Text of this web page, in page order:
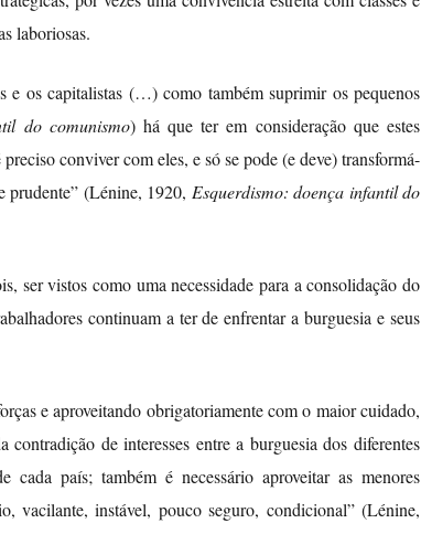
laboriosas.
e os capitalistas (…) como também suprimir os pequenos
do comunismo) há que ter em consideração que estes
conviver com eles, e só se pode (e deve) transformá-
prudente” (Lénine, 1920, Esquerdismo: doença infantil do
ser vistos como uma necessidade para a consolidação do
continuam a ter de enfrentar a burguesia e seus
e aproveitando obrigatoriamente com o maior cuidado,
de interesses entre a burguesia dos diferentes
cada país; também é necessário aproveitar as menores
vacilante, instável, pouco seguro, condicional” (Lénine,